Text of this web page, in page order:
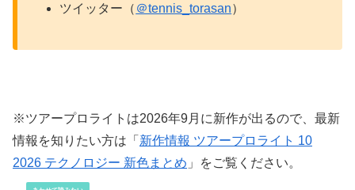
ツイッター（ ＠tennis_torasan）
※ツアープロライトは2026年9月に新作が出るので、最新
情報を知りたい方は「 新作情報 ツアープロライト 10
2026 テクノロジー 新色まとめ 」をご覧ください。